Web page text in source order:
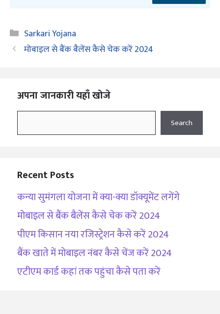
Categories
Sarkari Yojana
मोबाइल से बैंक बैलेंस कैसे चेक करें 2024
अपना जानकारी यहाँ खोजे
Search
Recent Posts
कन्या सुमंगला योजना में क्या-क्या डॉक्यूमेंट लगेंगे
मोबाइल से बैंक बैलेंस कैसे चेक करें 2024
पीएम किसान नया रजिस्ट्रेशन कैसे करें 2024
बैंक खाते में मोबाइल नंबर कैसे चेंज करें 2024
एटीएम कार्ड कहां तक पहुंचा कैसे पता करें